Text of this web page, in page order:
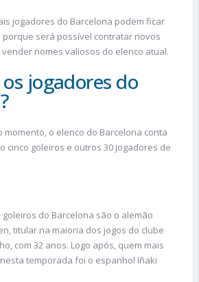
jogadores do Barcelona podem ficar
porque será possível contratar novos
nomes valiosos do elenco atual.
jogadores do
momento, o elenco do Barcelona conta
cinco goleiros e outros 30 jogadores de
do Barcelona são o alemão
titular na maioria dos jogos do clube
com 32 anos. Logo após, quem mais
temporada foi o espanhol Iñaki